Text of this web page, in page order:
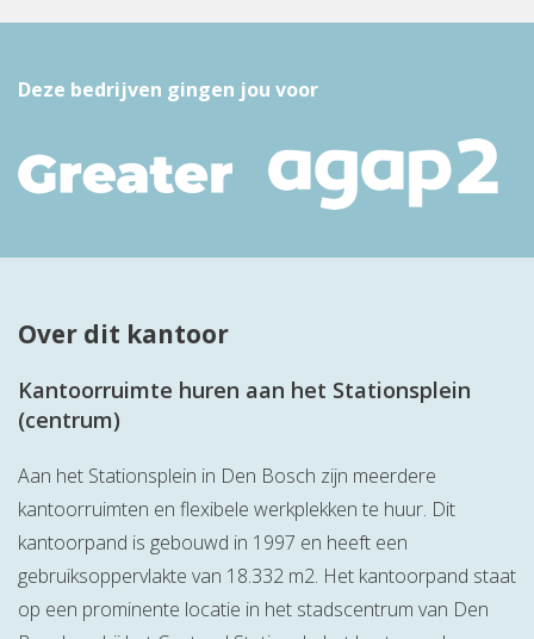
Deze bedrijven gingen jou voor
Over dit kantoor
Kantoorruimte huren aan het Stationsplein
(centrum)
Aan het Stationsplein in Den Bosch zijn meerdere
kantoorruimten en flexibele werkplekken te huur. Dit
kantoorpand is gebouwd in 1997 en heeft een
gebruiksoppervlakte van 18.332 m2. Het kantoorpand staat
op een prominente locatie in het stadscentrum van Den